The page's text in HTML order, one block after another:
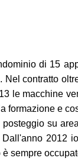
di 15
contratto
le macchine
formazione e
su
2012
sempre